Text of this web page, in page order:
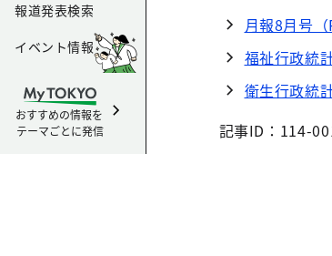
報道発表検索
イベント情報
おすすめの情報を
テーマごとに発信
月報8月号（
福祉行政統
衛生行政統
記事ID：114-